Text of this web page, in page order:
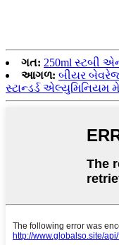
ગત: 250ml સ્ટબી
આગળ: બીયર બેવરેજ
સ્ટાન્ડર્ડ એલ્યુમિનિયમ